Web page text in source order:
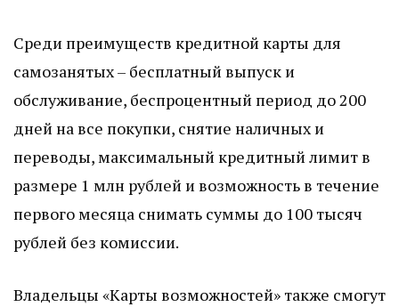
Среди преимуществ кредитной карты для
самозанятых – бесплатный выпуск и
обслуживание, беспроцентный период до 200
дней на все покупки, снятие наличных и
переводы, максимальный кредитный лимит в
размере 1 млн рублей и возможность в течение
первого месяца снимать суммы до 100 тысяч
рублей без комиссии.
Владельцы «Карты возможностей» также смогут